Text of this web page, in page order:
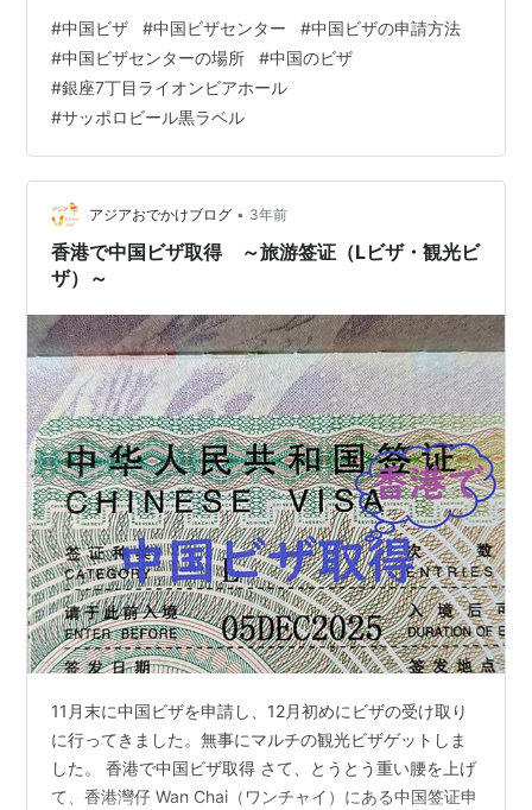
はビザ申請センターのホームページを確認しましょう。
https://www.visaforchina.cn/TYO2_JP/ ・パスポートの
写真のページをコピー（白黒でも大丈夫） ・以前ビザを
取得した方は、最後のビザのコピーも必要。 2）オンラ
イン申請 ・中国ビザ申請センターのホームペー…
#中国ビザ #中国ビザセンター #中国ビザの申請方法
#中国ビザセンターの場所 #中国のビザ
#銀座7丁目ライオンビアホール
#サッポロビール黒ラベル
アジアおでかけブログ • 3年前
香港で中国ビザ取得 ～旅游签证（Lビザ・観光ビ
ザ）～
11月末に中国ビザを申請し、12月初めにビザの受け取り
に行ってきました。無事にマルチの観光ビザゲットしま
した。 香港で中国ビザ取得 さて、とうとう重い腰を上げ
て、香港灣仔 Wan Chai（ワンチャイ）にある中国签证申